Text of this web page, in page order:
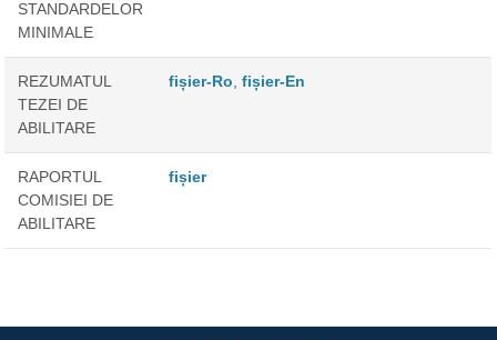
STANDARDELOR
MINIMALE
REZUMATUL
TEZEI DE
ABILITARE
fișier-Ro fișier-En
RAPORTUL
COMISIEI DE
ABILITARE
fișier